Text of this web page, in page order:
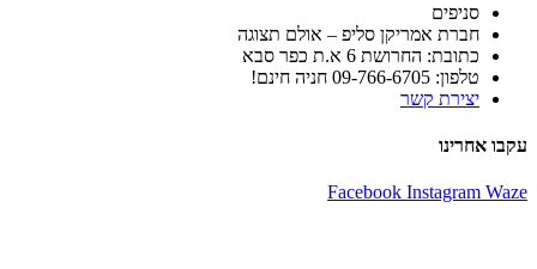
סניפים
חברת אמריקן סליפ – אולם תצוגה
כתובת: החרושת 6 א.ת כפר סבא
טלפון: 09-766-6705 חניה חינם!
יצירת קשר
עקבו אחרינו
Facebook Instagram Waze